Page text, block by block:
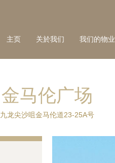
主页 关於我们 我们的物业
金马伦广场
九龙尖沙咀金马伦道23-25A号